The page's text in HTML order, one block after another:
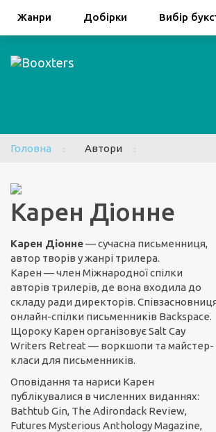
Жанри Добірки Вибір
Facebook
Головна Автори
Карен Діонне
Карен Діонне— сучасна письменниця,
автор творів у жанрі трилера.
Карен — член Міжнародної спілки
авторів трилерів, де вона входила до
складу ради директорів.
онлайн-спілки письменників Backspace.
Щороку Карен організовує Salt Cay
Writers Retreat — воркшопи та майстер-
класи для письменників.
Оповідання та нариси Карен
публікувалися в численних виданнях:
Bathtub Gin, The Adirondack Review,
Futures Mysterious Anthology Magazine,